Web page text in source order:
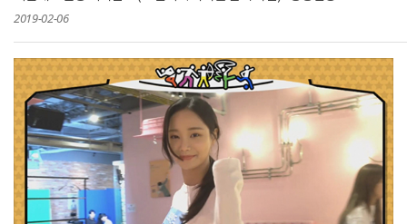
2019-02-06